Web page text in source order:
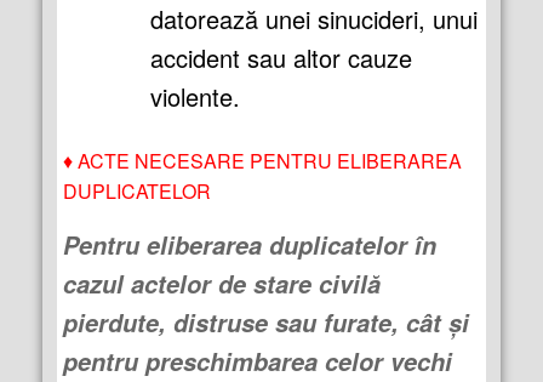
datorează unei sinucideri, unui
accident sau altor cauze
violente.
♦ACTE NECESARE PENTRU ELIBERAREA
DUPLICATELOR
Pentru eliberarea duplicatelor în
cazul actelor de stare civilă
pierdute, distruse sau furate, cât şi
pentru preschimbarea celor vechi